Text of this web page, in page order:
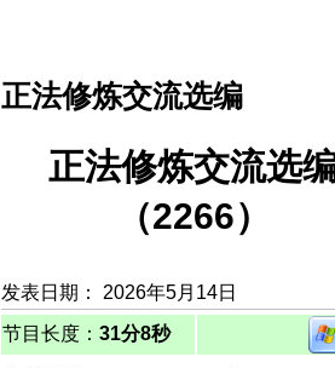
正法修炼交流选编
正法修炼交流选
（2266）
发表日期： 2026年5月14日
节目长度： 31分8秒